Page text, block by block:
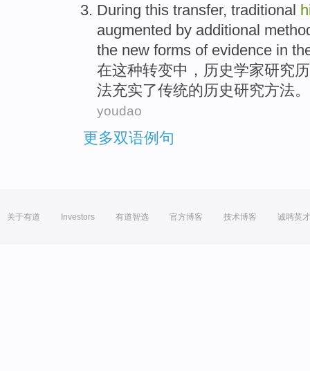
During this transfer, traditional
augmented by additional
the new forms ofevidence in
在这种转变中， 历史学家研究
法充实了传统的 历史研究方法。
youdao
更多双语例句
关于有道 Investors 有道智选 官方博客 技术博客 诚聘英才